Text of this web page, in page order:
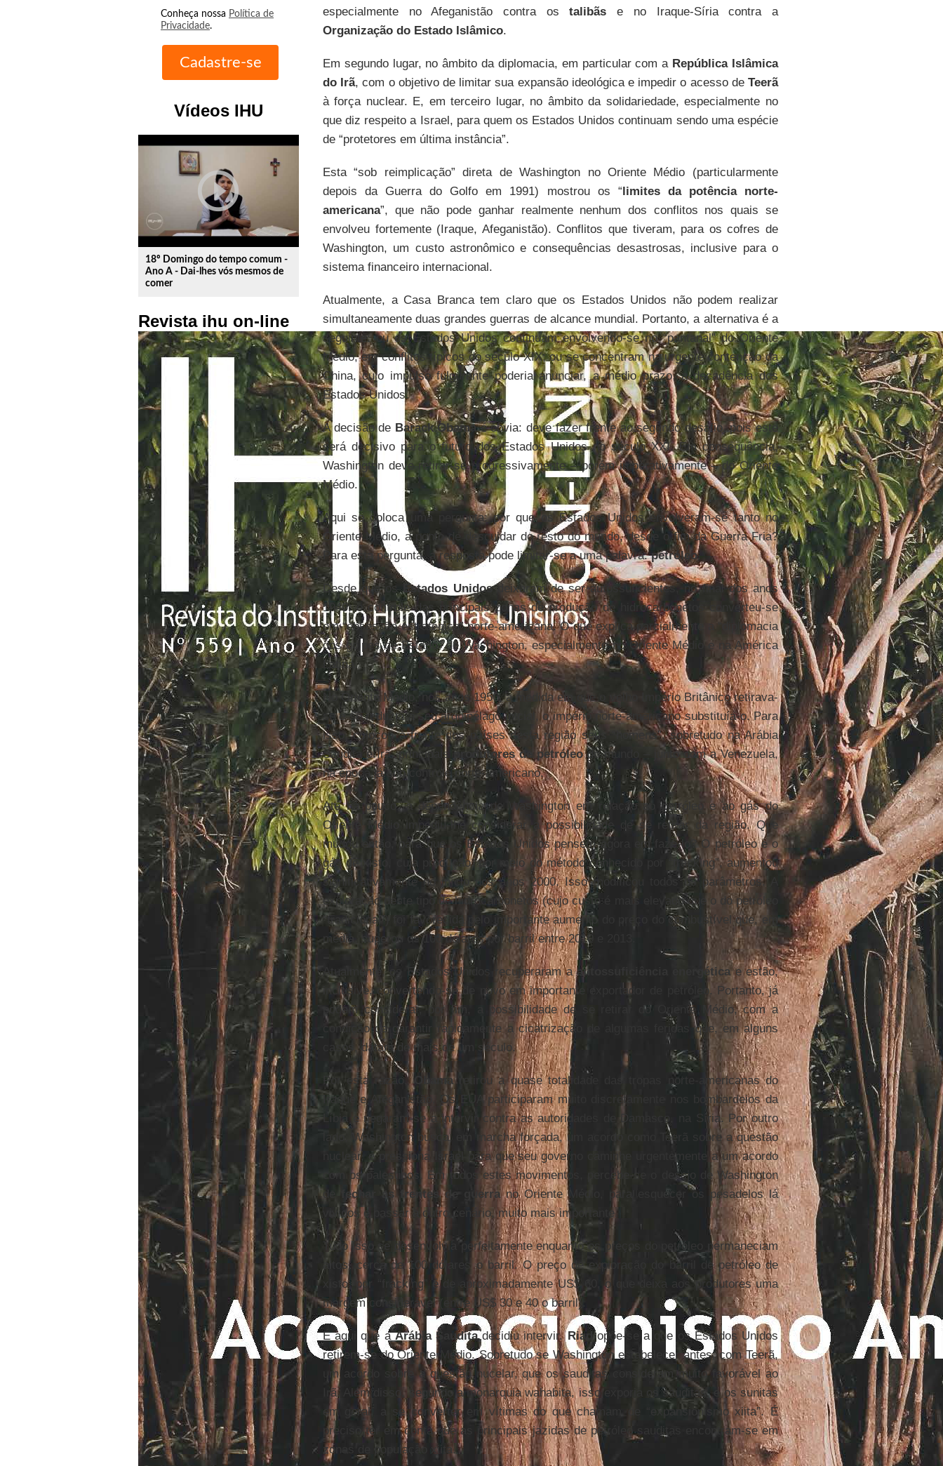
Conheça nossa Política de
Privacidade.
Vídeos IHU
play_circle_outline
18º Domingo do tempo comum -
Ano A - Dai-lhes vós mesmos de
comer
Revista ihu on-line
especialmente no Afeganistão contra ostalibãs e no Iraque-Síria contra a
Organização do Estado Islâmico.
Em segundo lugar, no âmbito da diplomacia, em particular com a República Islâmica
do Irã, com o objetivo de limitar sua expansão ideológica e impedir o acesso de Teerã
à força nuclear. E, em terceiro lugar, no âmbito da solidariedade, especialmente no
que diz respeito a Israel, para quem os Estados Unidos continuam sendo uma espécie
de “protetores em última instância”.
Esta “sob reimplicação” direta de Washington no Oriente Médio (particularmente
depois da Guerra do Golfo em 1991) mostrou os “limites da potência norte-
americana”, que não pode ganhar realmente nenhum dos conflitos nos quais se
envolveu fortemente (Iraque, Afeganistão). Conflitos que tiveram, para os cofres de
Washington, um custo astronômico e consequências desastrosas, inclusive para o
sistema financeiro internacional.
Atualmente, a Casa Branca tem claro que os Estados Unidos não podem realizar
simultaneamente duas grandes guerras de alcance mundial. Portanto, a alternativa é a
seguinte: ou os Estados Unidos continuam envolvendo-se no “pantanal” do Oriente
Médio, em conflitos típicos do século XIX; ou se concentram na urgente contenção da
China, cujo impulso fulgurante poderia anunciar, a médio prazo, a decadência dos
Estados Unidos.
A decisão de Barack Obamaé óbvia: deve fazer frente ao segundo desafio, pois este
será decisivo para o futuro dos Estados Unidos no século XXI. Em consequência,
Washington deve retirar-se progressivamente – porém imperativamente – do Oriente
Médio.
Aqui se coloca uma pergunta: por que os Estados Unidos envolveram-se tanto no
Oriente Médio, a ponto de descuidar do resto do mundo, desde o fim da Guerra Fria?
Para esta pergunta, a resposta pode limitar-se a uma palavra:petróleo.
Desde que osEstados Unidosdeixaram de ser autossuficientes, no final dos anos
1940, o controle das principais zonas de produção de hidrocarbonetos converteu-se
em “obsessão estratégica” norte-americana. O que explica parcialmente a “diplomacia
dos golpes de Estado” de Washington, especialmente no Oriente Médio e na América
Latina.
No Oriente Médio, nos anos 1950, à medida em que o velho Império Britânico retirava-
se e se reduzia a seu arquipélago inicial, o império norte-americano substituía-o. Para
isso, colocou à frente dos países desta região seus “homens”, sobretudo na Arábia
Saudita e Irã, principaisprodutores de petróleodo mundo – junto com a Venezuela,
na época já sob controle norte-americano.
Até há pouco, a dependência de Washington em relação ao petróleo e ao gás do
Oriente Médio impediu-lhe considerar a possibilidade de se retirar da região. Que
mudou então, para que os Estados Unidos pensem agora em fazê-lo? O petróleo e o
gás de xisto, cuja produção, por meio do método conhecido por “fracking”, aumentou
significativamente no início dos anos 2000. Isso modificou todos os parâmetros. A
exploração deste tipo de hidrocarbonetos (cujo custo é mais elevado que o do petróleo
“tradicional”) foi favorecida pelo importante aumento do preço do combustível que, em
média, superou os 100 dólares por barril entre 2010 e 2013.
Atualmente, os Estados Unidos recuperaram aautossuficiência energéticae estão,
inclusive, convertendo-se de novo em importante exportador de petróleo. Portanto, já
podem considerar, por fim, a possibilidade de se retirar do Oriente Médio, com a
condição de garantir rapidamente a cicatrização de algumas feridas que, em alguns
casos, datam de mais de um século.
Por esta razão,Obamaretirou a quase totalidade das tropas norte-americanas do
Iraque e Afeganistão. Os EUA participaram muito discretamente nos bombardeios da
Líbia e negaram-se a intervir contra as autoridades de Damasco, na Síria. Por outro
lado, Washington busca, em marcha forçada, um acordo como Teerã sobre a questão
nuclear, e pressiona Israel para que seu governo caminhe urgentemente a um acordo
com os palestinos. Em todos estes movimentos, percebe-se o desejo de Washington
de
fechar as frentes de guerrano Oriente Médio, para esquecer os pesadelos lá
vividos e passar a outro cenário, muito mais importante.
Tudo isso se desenvolvia perfeitamente enquanto os preços do petróleo permaneciam
altos, cerca de 100 dólares o barril. O preço de exploração do barril de petróleo de
xisto, por “fracking” é de aproximadamente US$ 60, o que deixa aos produtores uma
margem considerável (entre US$ 30 e 40 o barril).
É aqui que aArábia Sauditadecidiu intervir.Riad opõe-se a que os Estados Unidos
retirem-se do Oriente Médio. Sobretudo se Washington estabelecer antes, com Teerã,
um acordo sobre a questão nucelar, que os sauditas consideram muito favorável ao
Irã. Além disso, segundo a monarquia wahabita, isso exporia os sauditas, e os sunitas
em geral, a se converter em vítimas do que chamam de “expansionismo xiita”. É
preciso ter em conta que as principais jazidas de petróleo sauditas encontram-se em
zonas de população xiita.